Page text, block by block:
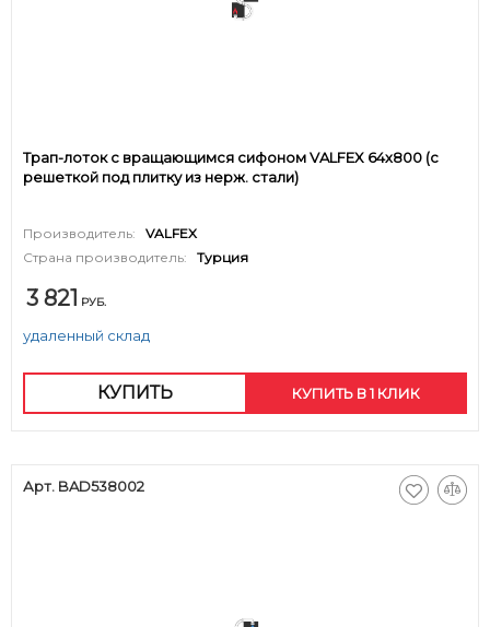
Трап-лоток с вращающимся сифоном VALFEX 64х800 (с
решеткой под плитку из нерж. стали)
Производитель:
VALFEX
Страна производитель:
Турция
3 821 РУБ.
удаленный склад
КУПИТЬ КУПИТЬ В 1 КЛИК
Арт. BAD538002